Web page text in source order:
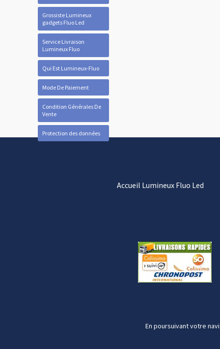
Grossiste Lumineux
gadgets Fluo Led
Service Livraison
Lumineux Fluo
Qui Est Lumineux-Fluo
Mode De Paiement
Condition Générales De
Vente
Protection des données
Accueil Lumineux Fluo Led
En poursuivant votre